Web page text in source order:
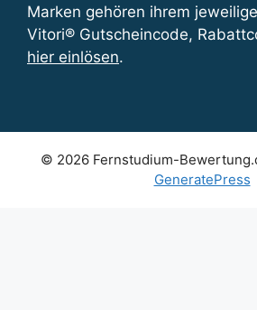
Marken gehören ihrem
Vitori® Gutscheincode,
hier einlösen.
© 2026 Fernstudium-
GeneratePress